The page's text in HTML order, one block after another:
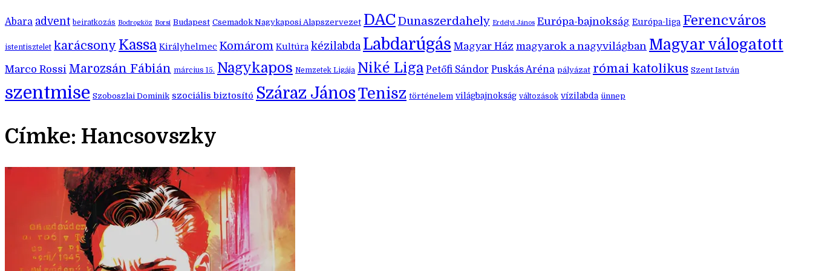
Abara advent beiratkozás Bodrogköz Borsi Budapest Csemadok Nagykaposi Alapszervezet DACDunaszerdahely Erdélyi János Európa-bajnokság Európa-liga Ferencváros
istentisztelet karácsony Kassa Királyhelmec Komárom Kultúra kézilabda Labdarúgás Magyar Ház magyarok a nagyvilágban Magyar válogatott
Marco Rossi Marozsán Fábián március 15. Nagykapos Nemzetek Ligája Niké Liga Petőfi Sándor Puskás Aréna pályázat római katolikus Szent István
szentmise Szoboszlai Dominik szociális biztosító Száraz JánosTenisz történelem világbajnokság változások vízilabda ünnep
Címke: Hancsovszky